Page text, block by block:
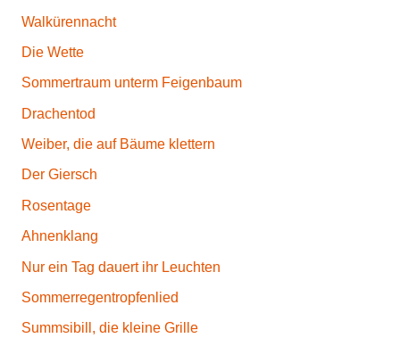
Walkürennacht
Die Wette
Sommertraum unterm Feigenbaum
Drachentod
Weiber, die auf Bäume klettern
Der Giersch
Rosentage
Ahnenklang
Nur ein Tag dauert ihr Leuchten
Sommerregentropfenlied
Summsibill, die kleine Grille